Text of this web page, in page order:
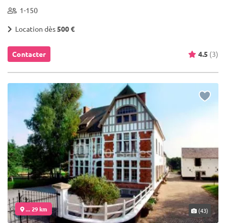
1-150
Location dès500 €
Contacter 4.5 (3)
... 29 km (43)